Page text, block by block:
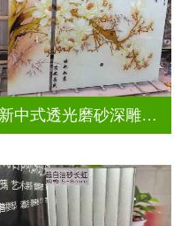
新中式透光磨砂深雕浮雕玻璃